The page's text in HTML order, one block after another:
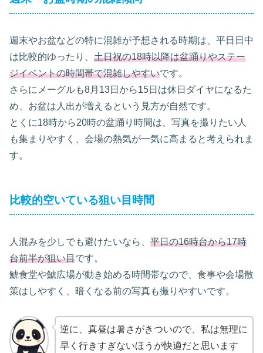
週末やお盆などの特に混雑が予想される時期は、平日日中
は比較的ゆったり、 土日祝の18時以降は盆踊りやステー
ジイベントの時間帯で混雑しやすいです。
さらにメーグルも8月13日から15日は休日ダイヤになるた
め、お盆は人出が増えるという見方が自然です。
とくに18時から20時の盆踊り時間は、写真を撮りたい人
も集まりやすく、会場の熱気が一気に高まると考えられま
す。
比較的空いている狙い目時間
人混みを少しでも避けたいなら、 平日の16時台から17時
台前半が狙い目です。
鯱食堂や鯱広場が動き始める時間帯なので、食事や会場散
策はしやすく、暗くなる前の写真も撮りやすいです。
逆に、真昼は暑さがきついので、私は無理に
早く行きすぎないほうが快適だと思います